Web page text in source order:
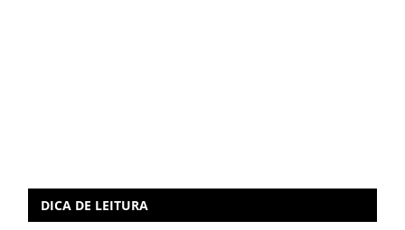
DICA DE LEITURA